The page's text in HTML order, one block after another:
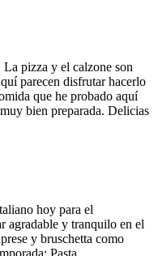
pizza y el calzone son
parecen disfrutar hacerlo
que he probado aquí
bien preparada. Delicias
hoy para el
agradable y tranquilo en el
y bruschetta como
Pasta